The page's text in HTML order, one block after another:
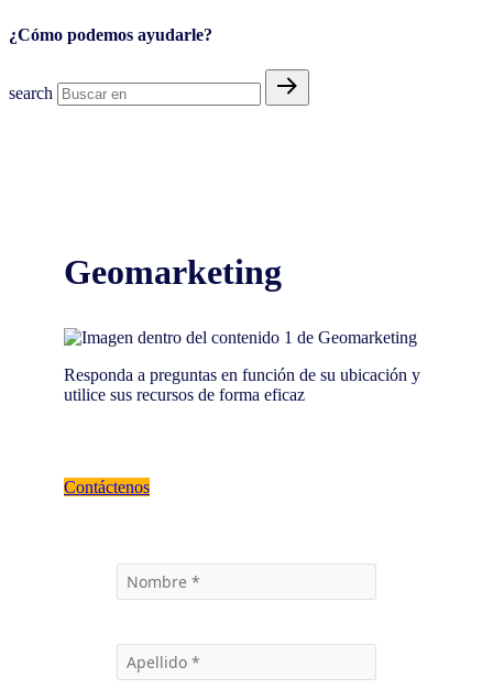
¿Cómo podemos ayudarle?
search
Geomarketing
Responda a preguntas en función de su ubicación y
utilice sus recursos de forma eficaz
Contáctenos